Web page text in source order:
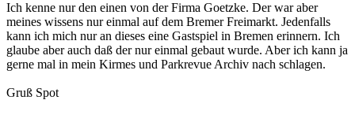
Ich kenne nur den einen von der Firma Goetzke. Der war aber
meines wissens nur einmal auf dem Bremer Freimarkt. Jedenfalls
kann ich mich nur an dieses eine Gastspiel in Bremen erinnern. Ich
glaube aber auch daß der nur einmal gebaut wurde. Aber ich kann ja
gerne mal in mein Kirmes und Parkrevue Archiv nach schlagen.
Gruß Spot